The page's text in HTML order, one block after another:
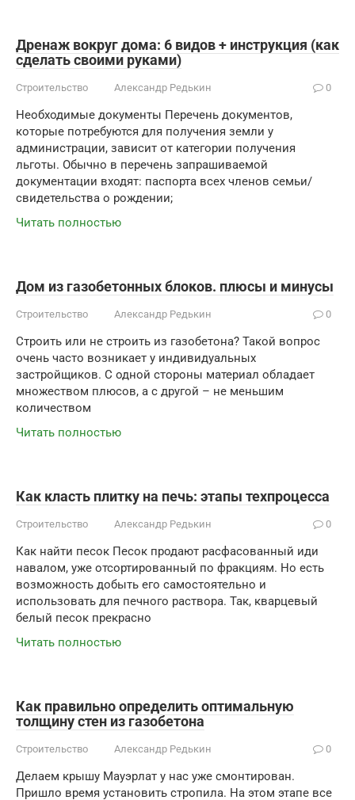
Дренаж вокруг дома: 6 видов + инструкция (как
сделать своими руками)
Строительство Александр Редькин 0
Необходимые документы Перечень документов,
которые потребуются для получения земли у
администрации, зависит от категории получения
льготы. Обычно в перечень запрашиваемой
документации входят: паспорта всех членов семьи/
свидетельства о рождении;
Читать полностью
Дом из газобетонных блоков. плюсы и минусы
Строительство Александр Редькин 0
Строить или не строить из газобетона? Такой вопрос
очень часто возникает у индивидуальных
застройщиков. С одной стороны материал обладает
множеством плюсов, а с другой – не меньшим
количеством
Читать полностью
Как класть плитку на печь: этапы техпроцесса
Строительство Александр Редькин 0
Как найти песок Песок продают расфасованный иди
навалом, уже отсортированный по фракциям. Но есть
возможность добыть его самостоятельно и
использовать для печного раствора. Так, кварцевый
белый песок прекрасно
Читать полностью
Как правильно определить оптимальную
толщину стен из газобетона
Строительство Александр Редькин 0
Делаем крышу Мауэрлат у нас уже смонтирован.
Пришло время установить стропила. На этом этапе все